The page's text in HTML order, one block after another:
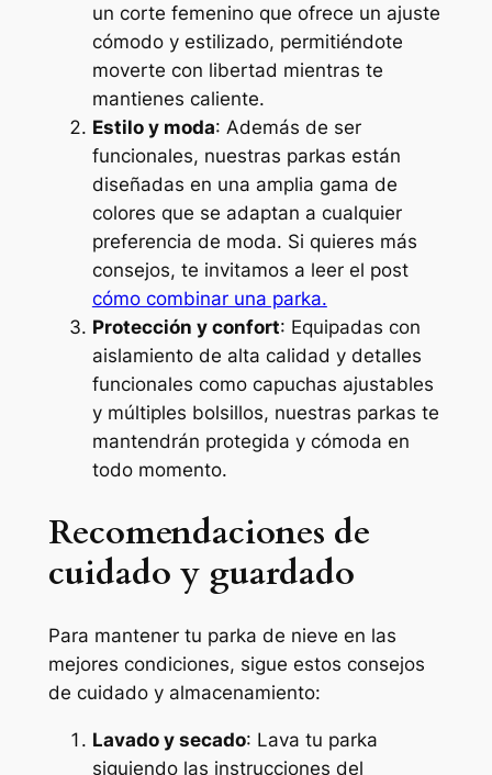
un corte femenino que ofrece un ajuste
cómodo y estilizado, permitiéndote
moverte con libertad mientras te
mantienes caliente.
Estilo y moda: Además de ser
funcionales, nuestras parkas están
diseñadas en una amplia gama de
colores que se adaptan a cualquier
preferencia de moda. Si quieres más
consejos, te invitamos a leer el post
cómo combinar una parka.
Protección y confort: Equipadas con
aislamiento de alta calidad y detalles
funcionales como capuchas ajustables
y múltiples bolsillos, nuestras parkas te
mantendrán protegida y cómoda en
todo momento.
Recomendaciones de
cuidado y guardado
Para mantener tu parka de nieve en las
mejores condiciones, sigue estos consejos
de cuidado y almacenamiento:
Lavado y secado: Lava tu parka
siguiendo las instrucciones del